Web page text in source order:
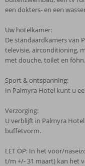
een dokters- en een
Uw hotelkamer:
De standaardkamers van
televisie, airconditioning,
met douche, toilet en föhn.
Sport & ontspanning:
In Palmyra Hotel kunt u
Verzorging:
U verblijft in Palmyra
buffetvorm.
LET OP: In het voor/
t/m +/- 31 maart) kan het